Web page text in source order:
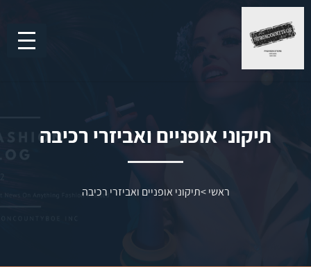
תיקוני אופניים ואביזרי רכיבה
ראשי>תיקוני אופניים ואביזרי רכיבה